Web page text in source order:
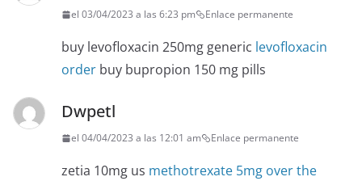
el 03/04/2023 a las 6:23 pm Enlace permanente
buy levofloxacin 250mg generic levofloxacin
order buy bupropion 150 mg pills
Dwpetl
el 04/04/2023 a las 12:01 am Enlace permanente
zetia 10mg us methotrexate 5mg over the